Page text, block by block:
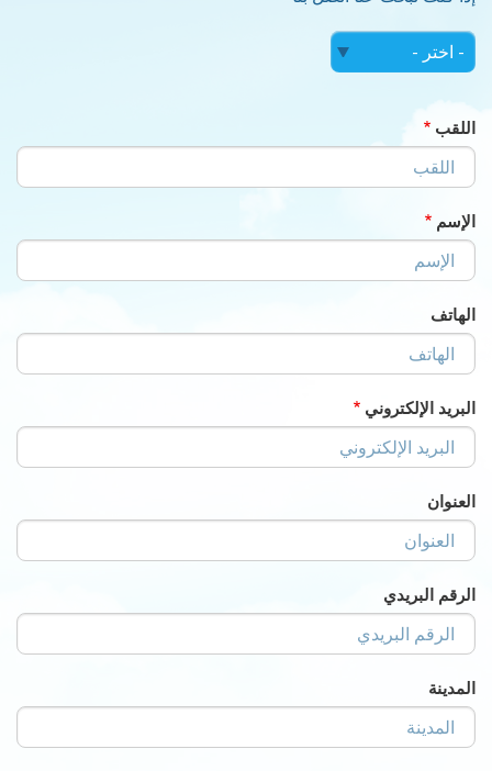
حدد
اختيارك
حدد
اختيارك
اللقب
الإسم
الهاتف
البريد الإلكتروني
العنوان
الرقم البريدي
المدينة